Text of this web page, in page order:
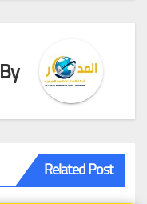
By
Related Post